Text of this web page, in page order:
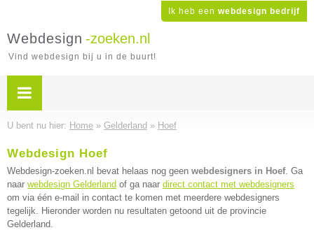
Ik heb een webdesign bedrijf
Webdesign -zoeken.nl
Vind webdesign bij u in de buurt!
U bent nu hier: Home » Gelderland » Hoef
Webdesign Hoef
Webdesign-zoeken.nl bevat helaas nog geen webdesigners in Hoef. Ga
naar webdesign Gelderland of ga naar direct contact met webdesigners
om via één e-mail in contact te komen met meerdere webdesigners
tegelijk. Hieronder worden nu resultaten getoond uit de provincie
Gelderland.